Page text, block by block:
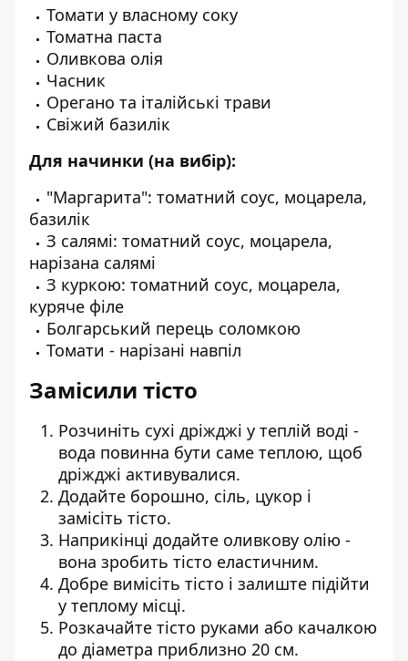
Томати у власному соку
Томатна паста
Оливкова олія
Часник
Орегано та італійські трави
Свіжий базилік
Для начинки (на вибір):
"Маргарита": томатний соус, моцарела,
базилік
З салямі: томатний соус, моцарела,
нарізана салямі
З куркою: томатний соус, моцарела,
куряче філе
Болгарський перець соломкою
Томати - нарізані навпіл
Замісили тісто
Розчиніть сухі дріжджі у теплій воді -
вода повинна бути саме теплою, щоб
дріжджі активувалися.
Додайте борошно, сіль, цукор і
замісіть тісто.
Наприкінці додайте оливкову олію -
вона зробить тісто еластичним.
Добре вимісіть тісто і залиште підійти
у теплому місці.
Розкачайте тісто руками або качалкою
до діаметра приблизно 20 см.